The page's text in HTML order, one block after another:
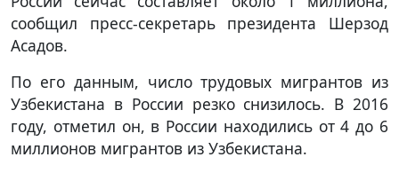
сообщил пресс-секретарь президента Шерзод
Асадов.
По его данным, число трудовых мигрантов из
Узбекистана в России резко снизилось. В 2016
году, отметил он, в России находились от 4 до 6
миллионов мигрантов из Узбекистана.